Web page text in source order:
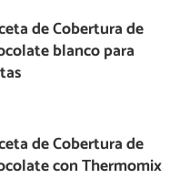
de Cobertura de
blanco para
de Cobertura de
con Thermomix